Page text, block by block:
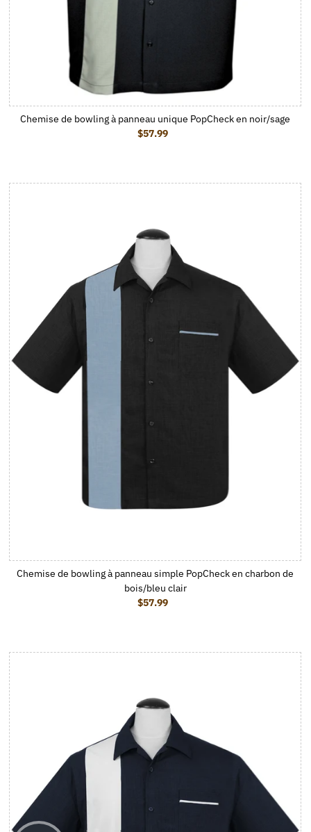
Chemise de bowling à panneau unique PopCheck en noir/sage
Prix ordinaire
$57.99
Chemise de bowling à panneau simple PopCheck en charbon de
bois/bleu clair
Prix ordinaire
$57.99